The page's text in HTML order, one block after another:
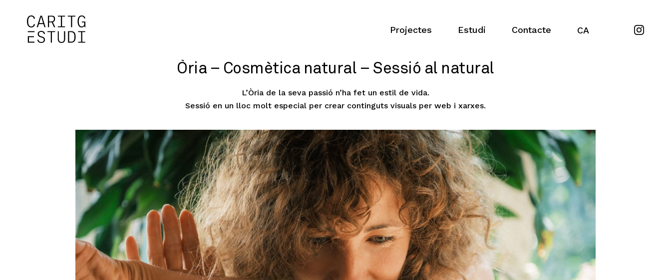
Projectes Estudi Contacte CA
Òria – Cosmètica natural – Sessió al natural
L’Òria de la seva passió n’ha fet un estil de vida.
Sessió en un lloc molt especial per crear continguts visuals per web i xarxes.